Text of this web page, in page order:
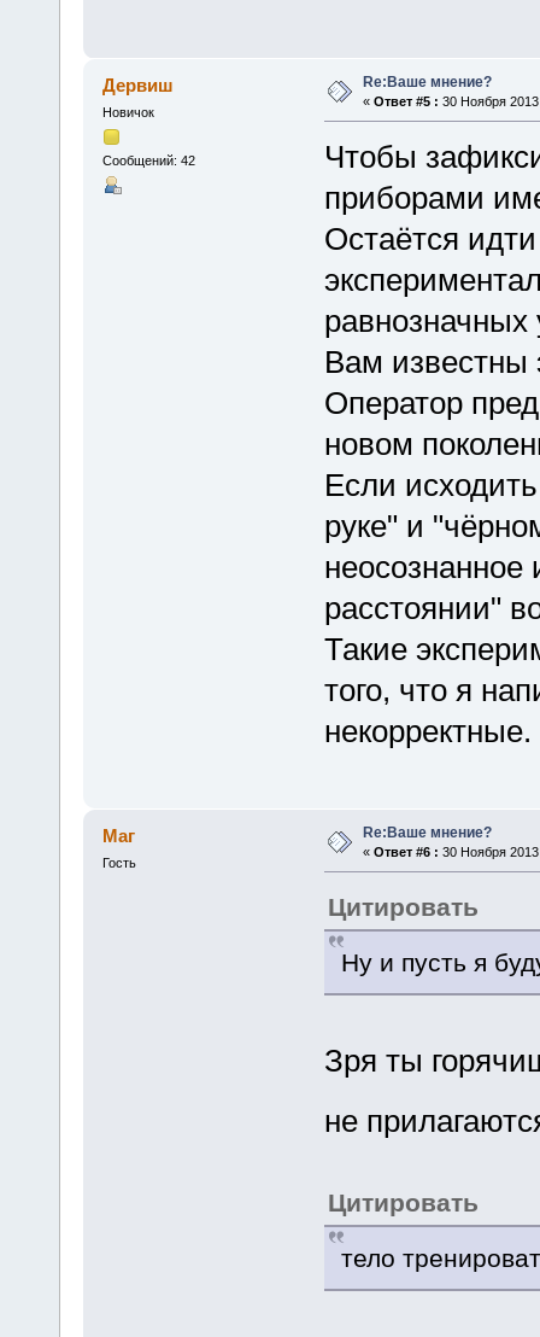
Дервиш
Новичок
Сообщений: 42
Re:Ваше мнение?
« Ответ #5 : 30 Ноября
Чтобы
приборами
Остаётся
равнозначных
Вам известны
Оператор
новом
Если
руке" и
неосознанное
расстоянии"
Такие
того, что я
некорректные.
Маг
Гость
Re:Ваше мнение?
« Ответ #6 : 30 Ноября
Цитировать
Ну и пусть я
Зря ты
не
Цитировать
тело